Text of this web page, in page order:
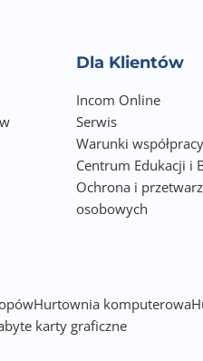
Dla Klientów
Incom Online
Serwis
Warunki współpracy
Centrum Edukacji i
Ochrona i
osobowych
Hurtownia komputerowa
karty graficzne